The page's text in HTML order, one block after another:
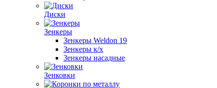
Диски
Зенкеры
Зенкеры Weldon 19
Зенкеры к/х
Зенкеры насадные
Зенковки